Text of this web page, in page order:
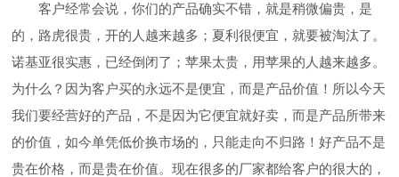
客户经常会说，你们的产品确实不错，就是稍微偏贵，是
的，路虎很贵，开的人越来越多；夏利很便宜，就要被淘汰了。
诺基亚很实惠，已经倒闭了；苹果太贵，用苹果的人越来越多。
为什么？因为客户买的永远不是便宜，而是产品价值！所以今天
我们要经营好的产品，不是因为它便宜就好卖，而是产品所带来
的价值，如今单凭低价换市场的，只能走向不归路！好产品不是
贵在价格，而是贵在价值。现在很多的厂家都给客户的很大的，